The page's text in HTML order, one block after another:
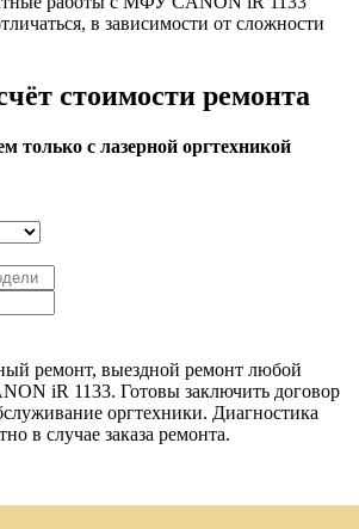
в зависимости от сложности
стоимости ремонта
только с лазерной оргтехникой
ремонт, выездной ремонт любой
iR 1133. Готовы заключить договор
оргтехники. Диагностика
в случае заказа ремонта.